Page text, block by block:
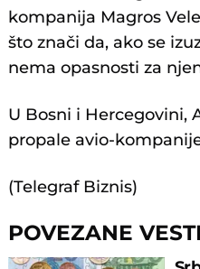
kompanija Magros
što znači da, ako se
nema opasnosti za
U Bosni i Hercegovini,
propale avio-
(Telegraf Biznis)
POVEZANE VESTI